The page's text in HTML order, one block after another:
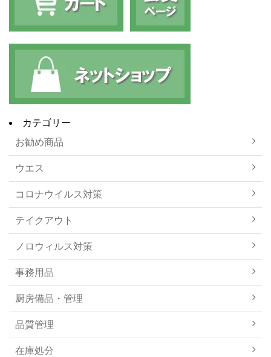
カテゴリー
お勧め商品
ウエス
コロナウイルス対策
テイクアウト
ノロウィルス対策
事務用品
厨房備品・管理
品質管理
在庫処分